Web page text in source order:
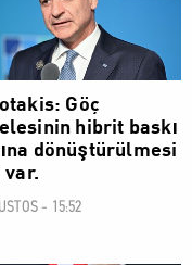
Göç
hibrit baskı
dönüştürülmesi
var.
- 15:52